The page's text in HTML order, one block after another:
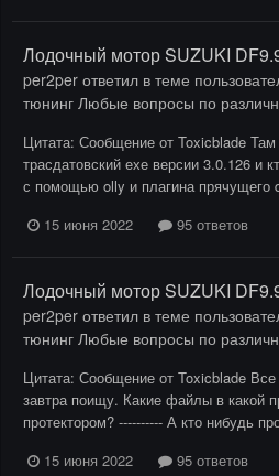
Лодочный мотор SUZUKI
per2per ответил в теме
тюнинг Любые вопросы по
Цитата: Сообщение от Toxicblade
трасдатовский ехе версии 3.0.126 и
с помощью olly и плагина прячущего
15 июня 2022
95 ответов
Лодочный мотор SUZUKI
per2per ответил в теме
тюнинг Любые вопросы по
Цитата: Сообщение от Toxicblade Все
завтра поищу. Какие файлы в какой
протектором? ---------- А кто нибудь
15 июня 2022
95 ответов